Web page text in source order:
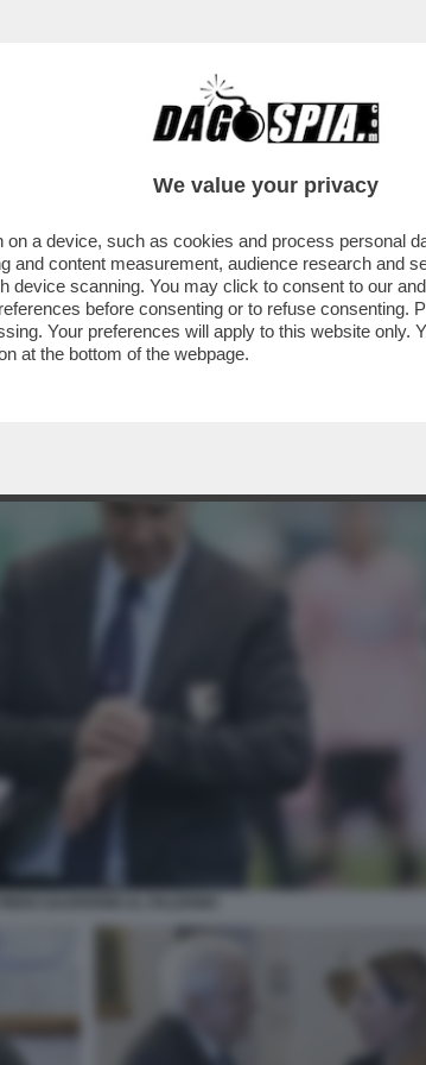
CAFONAL CRONACHE
MATTARELLA HA RIVELATO TUTTA
DI CALCIO...
We value your privacy
a device, such as cookies and process personal
and content measurement, audience research and
device scanning. You may click to consent to our
before consenting or to refuse consenting.
Your preferences will apply to this website
at the bottom of the webpage.